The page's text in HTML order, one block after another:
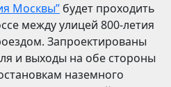
Москвы” будет проходить
между улицей 800-летия
Запроектированы
и выходы на обе стороны
наземного